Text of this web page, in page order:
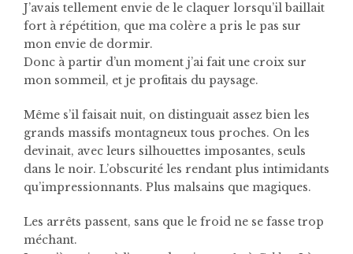
J’avais tellement envie de le claquer lorsqu’il baillait
fort à répétition, que ma colère a pris le pas sur
mon envie de dormir.
Donc à partir d’un moment j’ai fait une croix sur
mon sommeil, et je profitais du paysage.
Même s’il faisait nuit, on distinguait assez bien les
grands massifs montagneux tous proches. On les
devinait, avec leurs silhouettes imposantes, seuls
dans le noir. L’obscurité les rendant plus intimidants
qu’impressionnants. Plus malsains que magiques.
Les arrêts passent, sans que le froid ne se fasse trop
méchant.